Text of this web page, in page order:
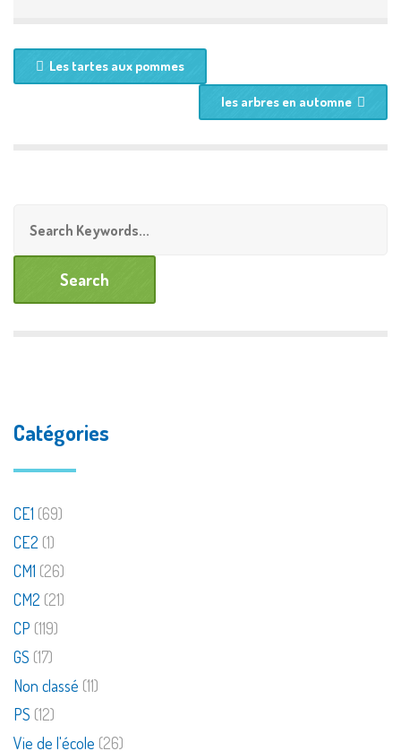
Les tartes aux pommes
les arbres en automne
Catégories
CE1 (69)
CE2 (1)
CM1 (26)
CM2 (21)
CP (119)
GS (17)
Non classé (11)
PS (12)
Vie de l'école (26)